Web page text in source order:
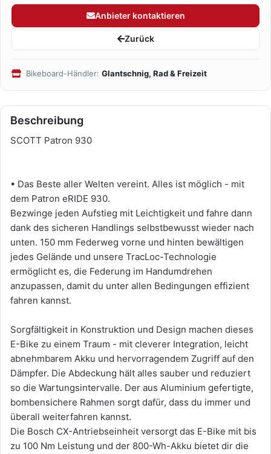
Anbieter kontaktieren
Zurück
Bikeboard-Händler: Glantschnig, Rad & Freizeit
Beschreibung
SCOTT Patron 930
• Das Beste aller Welten vereint. Alles ist möglich - mit
dem Patron eRIDE 930.
Bezwinge jeden Aufstieg mit Leichtigkeit und fahre dann
dank des sicheren Handlings selbstbewusst wieder nach
unten. 150 mm Federweg vorne und hinten bewältigen
jedes Gelände und unsere TracLoc-Technologie
ermöglicht es, die Federung im Handumdrehen
anzupassen, damit du unter allen Bedingungen effizient
fahren kannst.
Sorgfältigkeit in Konstruktion und Design machen dieses
E-Bike zu einem Traum - mit cleverer Integration, leicht
abnehmbarem Akku und hervorragendem Zugriff auf den
Dämpfer. Die Abdeckung hält alles sauber und reduziert
so die Wartungsintervalle. Der aus Aluminium gefertigte,
bombensichere Rahmen sorgt dafür, dass du immer und
überall weiterfahren kannst.
Die Bosch CX-Antriebseinheit versorgt das E-Bike mit bis
zu 100 Nm Leistung und der 800-Wh-Akku bietet dir die